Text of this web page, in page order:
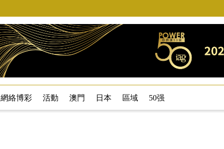
網絡博彩 活動 澳門 日本 區域 50强